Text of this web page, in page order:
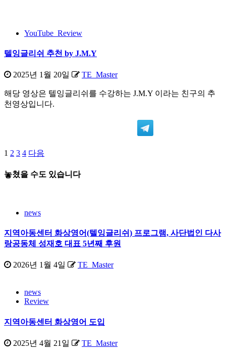
YouTube_Review
텔잉글리쉬 추천 by J.M.Y
2025년 1월 20일 TE_Master
해당 영상은 텔잉글리쉬를 수강하는 J.M.Y 이라는 친구의 추
천영상입니다.
글
페
김
1 2 3 4 다음
놓쳤을 수도 있습니다
news
지역아동센터 화상영어(텔잉글리쉬) 프로그램, 사단법인 다사
랑공동체 성재호 대표 5년째 후원
2026년 1월 4일 TE_Master
news
Review
지역아동센터 화상영어 도입
2025년 4월 21일 TE_Master